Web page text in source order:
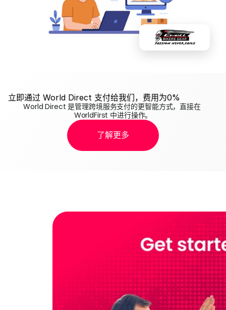
立即通过 World Direct 支付给我们，费用为0%
World Direct 是管理跨境服务支付的更智能方式，直接在
WorldFirst 中进行操作。
了解更多